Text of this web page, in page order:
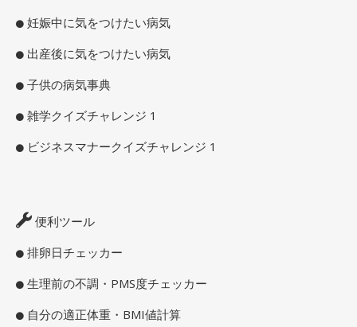
妊娠中に気をつけたい病気
出産後に気をつけたい病気
子供の病気事典
雑学クイズチャレンジ 1
ビジネスマナークイズチャレンジ 1
便利ツール
排卵日チェッカー
生理前の不調・PMS度チェッカー
自分の適正体重・BMI値計算